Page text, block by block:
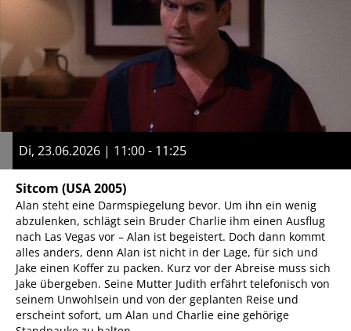
Di, 23.06.2026 | 11:00 - 11:25
Sitcom (USA 2005)
Alan steht eine Darmspiegelung bevor. Um ihn ein wenig
abzulenken, schlägt sein Bruder Charlie ihm einen Ausflug
nach Las Vegas vor – Alan ist begeistert. Doch dann kommt
alles anders, denn Alan ist nicht in der Lage, für sich und
Jake einen Koffer zu packen. Kurz vor der Abreise muss sich
Jake übergeben. Seine Mutter Judith erfährt telefonisch von
seinem Unwohlsein und von der geplanten Reise und
erscheint sofort, um Alan und Charlie eine gehörige